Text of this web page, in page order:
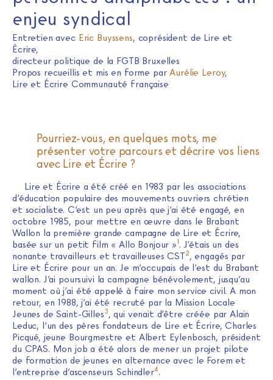
enjeu syndical
Entretien avec Eric Buyssens, coprésident de Lire et
Écrire,
directeur politique de la FGTB Bruxelles
Propos recueillis et mis en forme parAurélie Leroy,
Lire et Écrire Communauté française
Pourriez-vous, en quelques mots, me
présenter votre parcours et décrire vos liens
avec Lire et Écrire ?
Lire et Écrire a été créé en 1983 par les associations
d’éducation populaire des mouvements ouvriers chrétien
et socialiste. C’est un peu après que j’ai été engagé, en
octobre 1985, pour mettre en œuvre dans le Brabant
Wallon la première grande campagne de Lire et Écrire,
basée sur un petit film « Allo Bonjour »1. J’étais un des
nonante travailleurs et travailleuses CST2, engagés par
Lire et Écrire pour un an. Je m’occupais de l’est du Brabant
wallon. J’ai poursuivi la campagne bénévolement, jusqu’au
moment où j’ai été appelé à faire mon service civil. A mon
retour, en 1988, j’ai été recruté par la Mission Locale
Jeunes de Saint-Gilles3, qui venait d’être créée par Alain
Leduc, l’un des pères fondateurs de Lire et Écrire, Charles
Picqué, jeune Bourgmestre et Albert Eylenbosch, président
du CPAS. Mon job a été alors de mener un projet pilote
de formation de jeunes en alternance avec le Forem et
l’entreprise d’ascenseurs Schindler4.